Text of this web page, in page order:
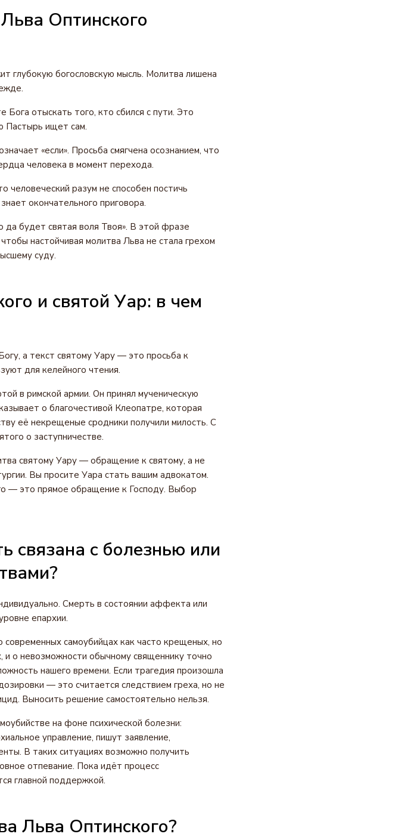
Оптинского
глубокую богословскую мысль. Молитва лишена
отыскать того, кто сбился с пути. Это
Пастырь ищет сам.
«если». Просьба смягчена осознанием, что
человека в момент перехода.
человеческий разум не способен постичь
окончательного приговора.
да будет святая воля Твоя». В этой фразе
настойчивая молитва Льва не стала грехом
суду.
и святой Уар: в чем
а текст святому Уару — это просьба к
для келейного чтения.
в римской армии. Он принял мученическую
о благочестивой Клеопатре, которая
её некрещеные сродники получили милость. С
о заступничестве.
святому Уару — обращение к святому, а не
Вы просите Уара стать вашим адвокатом.
— это прямое обращение к Господу. Выбор
связана с болезнью или
Смерть в состоянии аффекта или
епархии.
самоубийцах как часто крещеных, но
и о невозможности обычному священнику точно
нашего времени. Если трагедия произошла
— это считается следствием греха, но не
Выносить решение самостоятельно нельзя.
на фоне психической болезни:
управление, пишут заявление,
В таких ситуациях возможно получить
отпевание. Пока идёт процесс
главной поддержкой.
Льва Оптинского?